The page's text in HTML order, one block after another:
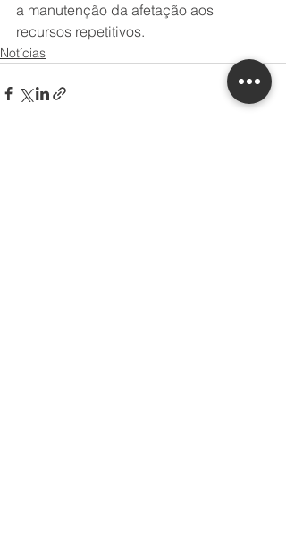
a manutenção da afetação aos
recursos repetitivos.
Notícias